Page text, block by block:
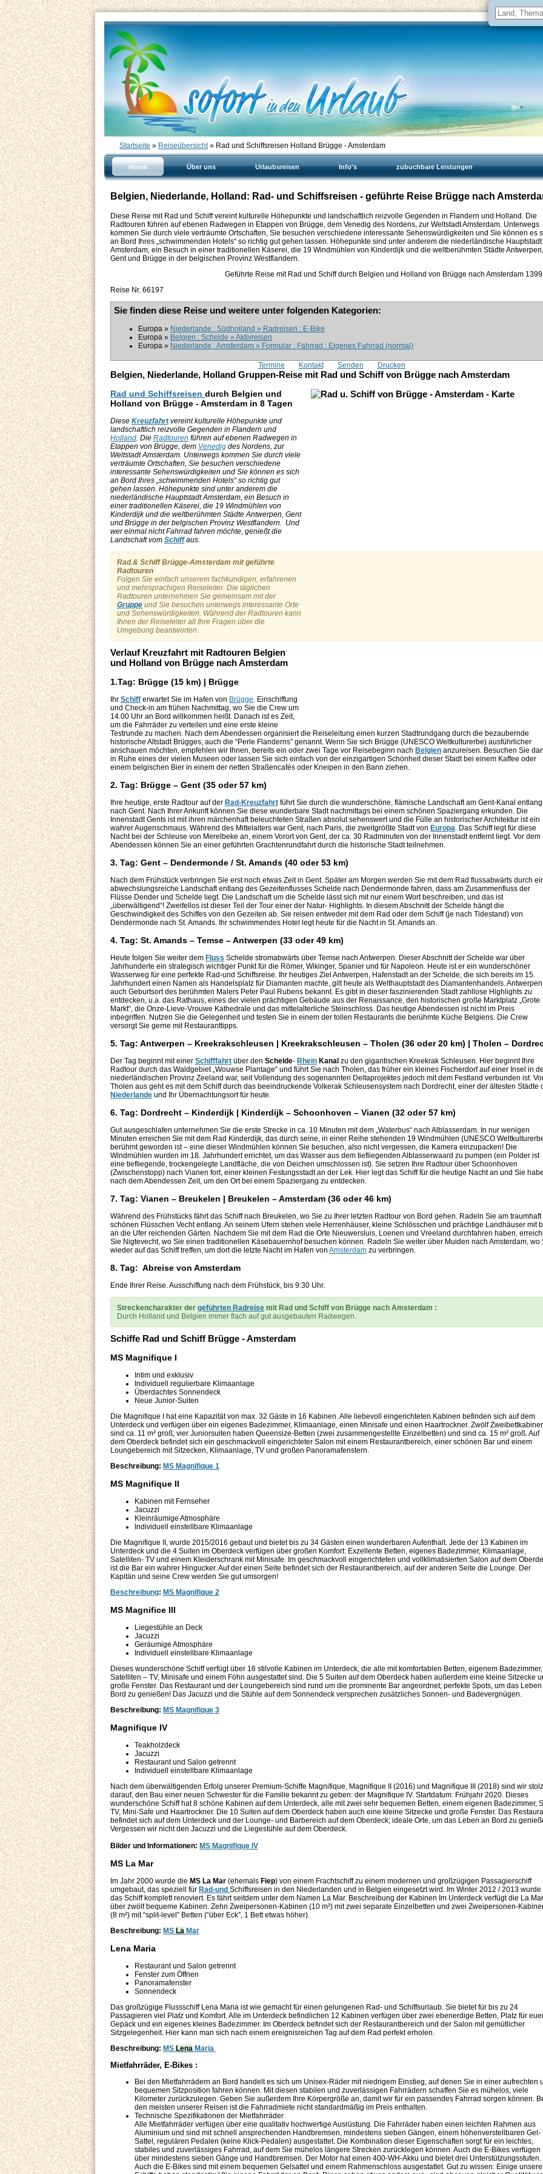
Startseite » Reiseübersicht» Rad und Schiffsreisen Holland Brügge - Amsterdam
Home Über uns Urlaubsreisen Info's zubuchbare Leistungen
Belgien, Niederlande, Holland: Rad- und Schiffsreisen - geführte Reise Brügge nach
Diese Reise mit Rad und Schiff vereint kulturelle Höhepunkte und landschaftlich reizvolle Gegenden in Flandern und Holland. Die
Radtouren führen auf ebenen Radwegen in Etappen von Brügge, dem Venedig des Nordens, zur Weltstadt Amsterdam. Unterwegs
kommen Sie durch viele verträumte Ortschaften, Sie besuchen verschiedene interessante Sehenswürdigkeiten und Sie können es
an Bord Ihres „schwimmenden Hotels“ so richtig gut gehen lassen. Höhepunkte sind unter anderem die niederländische Hauptstadt
Amsterdam, ein Besuch in einer traditionellen Käserei, die 19 Windmühlen von Kinderdijk und die weltberühmten Städte Antwerpen,
Gent und Brügge in der belgischen Provinz Westflandern.
Geführte Reise mit Rad und Schiff durch Belgien und Holland von Brügge nach Amsterdam
Reise Nr. 66197
Sie finden diese Reise und weitere unter folgenden Kategorien:
Europa » Niederlande : Südholland » Radreisen : E-Bike
Europa » Belgien : Schelde » Aktivreisen
Europa » Niederlande : Amsterdam » Formular : Fahrrad : Eigenes Fahrrad (normal)
Termine Kontakt Senden Drucken
Belgien, Niederlande, Holland Gruppen-Reise mit Rad und Schiff von Brügge nach Amsterdam
Rad und Schiffsreisen durch Belgien und
Holland von Brügge - Amsterdam in 8 Tagen
Diese Kreuzfahrtvereint kulturelle Höhepunkte und
landschaftlich reizvolle Gegenden in Flandern und
Holland. Die Radtouren führen auf ebenen Radwegen in
Etappen von Brügge, dem Venedig des Nordens, zur
Weltstadt Amsterdam. Unterwegs kommen Sie durch viele
verträumte Ortschaften, Sie besuchen verschiedene
interessante Sehenswürdigkeiten und Sie können es sich
an Bord Ihres „schwimmenden Hotels“ so richtig gut
gehen lassen. Höhepunkte sind unter anderem die
niederländische Hauptstadt Amsterdam, ein Besuch in
einer traditionellen Käserei, die 19 Windmühlen von
Kinderdijk und die weltberühmten Städte Antwerpen, Gent
und Brügge in der belgischen Provinz Westflandern. Und
wer einmal nicht Fahrrad fahren möchte, genießt die
Landschaft vom Schiffaus.
Rad & Schiff Brügge-Amsterdam mit geführte
Radtouren
Folgen Sie einfach unserem fachkundigen, erfahrenen
und mehrsprachigen Reiseleiter. Die täglichen
Radtouren unternehmen Sie gemeinsam mit der
Gruppe und Sie besuchen unterwegs interessante Orte
und Sehenswürdigkeiten. Während der Radtouren kann
Ihnen der Reiseleiter all Ihre Fragen über die
Umgebung beantworten.
Verlauf Kreuzfahrt mit Radtouren Belgien
und Holland von Brügge nach Amsterdam
1.Tag: Brügge (15 km) | Brügge
Ihr Schiff erwartet Sie im Hafen von Brügge. Einschiffung
und Check-in am frühen Nachmittag, wo Sie die Crew um
14.00 Uhr an Bord willkommen heißt. Danach ist es Zeit,
um die Fahrräder zu verteilen und eine erste kleine
Testrunde zu machen. Nach dem Abendessen organisiert die Reiseleitung einen kurzen Stadtrundgang durch die bezaubernde
historische Altstadt Brügges, auch die “Perle Flanderns” genannt. Wenn Sie sich Brügge (UNESCO Weltkulturerbe) ausführlicher
anschauen möchten, empfehlen wir Ihnen, bereits ein oder zwei Tage vor Reisebeginn nach Belgien anzureisen. Besuchen Sie
in Ruhe eines der vielen Museen oder lassen Sie sich einfach von der einzigartigen Schönheit dieser Stadt bei einem Kaffee oder
einem belgischen Bier in einem der netten Straßencafés oder Kneipen in den Bann ziehen.
2. Tag: Brügge – Gent (35 oder 57 km)
Ihre heutige, erste Radtour auf der Rad-Kreuzfahrt führt Sie durch die wunderschöne, flämische Landschaft am Gent-Kanal entlang
nach Gent. Nach Ihrer Ankunft können Sie diese wunderbare Stadt nachmittags bei einem schönen Spaziergang erkunden. Die
Innenstadt Gents ist mit ihren märchenhaft beleuchteten Straßen absolut sehenswert und die Fülle an historischer Architektur ist ein
wahrer Augenschmaus. Während des Mittelalters war Gent, nach Paris, die zweitgrößte Stadt von Europa. Das Schiff legt für diese
Nacht bei der Schleuse von Merelbeke an, einem Vorort von Gent, der ca. 30 Radminuten von der Innenstadt entfernt liegt. Vor dem
Abendessen können Sie an einer geführten Grachtenrundfahrt durch die historische Stadt teilnehmen.
3. Tag: Gent – Dendermonde / St. Amands (40 oder 53 km)
Nach dem Frühstück verbringen Sie erst noch etwas Zeit in Gent. Später am Morgen werden Sie mit dem Rad flussabwärts durch
abwechslungsreiche Landschaft entlang des Gezeitenflusses Schelde nach Dendermonde fahren, dass am Zusammenfluss der
Flüsse Dender und Schelde liegt. Die Landschaft um die Schelde lässt sich mit nur einem Wort beschreiben, und das ist
„überwältigend“! Zweifellos ist dieser Teil der Tour einer der Natur- Highlights. In diesem Abschnitt der Schelde hängt die
Geschwindigkeit des Schiffes von den Gezeiten ab. Sie reisen entweder mit dem Rad oder dem Schiff (je nach Tidestand) von
Dendermonde nach St. Amands. Ihr schwimmendes Hotel legt heute für die Nacht in St. Amands an.
4. Tag: St. Amands – Temse – Antwerpen (33 oder 49 km)
Heute folgen Sie weiter dem Fluss Schelde stromabwärts über Temse nach Antwerpen. Dieser Abschnitt der Schelde war über
Jahrhunderte ein strategisch wichtiger Punkt für die Römer, Wikinger, Spanier und für Napoleon. Heute ist er ein wunderschöner
Wasserweg für eine perfekte Rad-und Schiffsreise. Ihr heutiges Ziel Antwerpen, Hafenstadt an der Schelde, die sich bereits im 15.
Jahrhundert einen Namen als Handelsplatz für Diamanten machte, gilt heute als Welthauptstadt des Diamantenhandels.
auch Geburtsort des berühmten Malers Peter Paul Rubens bekannt. Es gibt in dieser faszinierenden Stadt zahllose Highlights zu
entdecken, u.a. das Rathaus, eines der vielen prächtigen Gebäude aus der Renaissance, den historischen große Marktplatz „Grote
Markt“, die Onze-Lieve-Vrouwe Kathedrale und das mittelalterliche Steinschloss. Das heutige Abendessen ist nicht im Preis
inbegriffen. Nutzen Sie die Gelegenheit und testen Sie in einem der tollen Restaurants die berühmte Küche Belgiens. Die Crew
versorgt Sie gerne mit Restauranttipps.
5. Tag: Antwerpen – Kreekrakschleusen | Kreekrakschleusen – Tholen (36 oder 20 km) | Tholen –
Der Tag beginnt mit einer Schifffahrt über den Schelde- Rhein Kanal zu den gigantischen Kreekrak Schleusen. Hier beginnt Ihre
Radtour durch das Waldgebiet „Wouwse Plantage“ und führt Sie nach Tholen, das früher ein kleines Fischerdorf auf einer Insel in
niederländischen Provinz Zeeland war, seit Vollendung des sogenannten Deltaprojektes jedoch mit dem Festland verbunden ist.
Tholen aus geht es mit dem Schiff durch das beeindruckende Volkerak Schleusensystem nach Dordrecht, einer der ältesten Städte
Niederlande und Ihr Übernachtungsort für heute.
6. Tag: Dordrecht – Kinderdijk | Kinderdijk – Schoonhoven – Vianen (32 oder 57 km)
Gut ausgeschlafen unternehmen Sie die erste Strecke in ca. 10 Minuten mit dem „Waterbus“ nach Alblasserdam. In nur wenigen
Minuten erreichen Sie mit dem Rad Kinderdijk, das durch seine, in einer Reihe stehenden 19 Windmühlen (UNESCO
berühmt geworden ist – eine dieser Windmühlen können Sie besuchen, also nicht vergessen, die Kamera einzupacken! Die
Windmühlen wurden im 18. Jahrhundert errichtet, um das Wasser aus dem tiefliegenden Alblasserwaard zu pumpen (ein Polder ist
eine tiefliegende, trockengelegte Landfläche, die von Deichen umschlossen ist). Sie setzen Ihre Radtour über Schoonhoven
(Zwischenstopp) nach Vianen fort, einer kleinen Festungsstadt an der Lek. Hier legt das Schiff für die heutige Nacht an und Sie
nach dem Abendessen Zeit, um den Ort bei einem Spaziergang zu entdecken.
7. Tag: Vianen – Breukelen | Breukelen – Amsterdam (36 oder 46 km)
Während des Frühstücks fährt das Schiff nach Breukelen, wo Sie zu Ihrer letzten Radtour von Bord gehen. Radeln Sie am traumhaft
schönen Flüsschen Vecht entlang. An seinem Ufern stehen viele Herrenhäuser, kleine Schlösschen und prächtige Landhäuser mit
an die Ufer reichenden Gärten. Nachdem Sie mit dem Rad die Orte Nieuwersluis, Loenen und Vreeland durchfahren haben,
Sie Nigtevecht, wo Sie einen traditionellen Käsebauernhof besuchen können. Radeln Sie weiter über Muiden nach Amsterdam, wo
wieder auf das Schiff treffen, um dort die letzte Nacht im Hafen von Amsterdam zu verbringen.
8. Tag: Abreise von Amsterdam
Ende Ihrer Reise. Ausschiffung nach dem Frühstück, bis 9:30 Uhr.
Streckencharakter der geführten Radreise mit Rad und Schiff von Brügge nach Amsterdam :
Durch Holland und Belgien immer flach auf gut ausgebauten Radwegen.
Schiffe Rad und Schiff Brügge - Amsterdam
MS Magnifique I
Intim und exklusiv
Individuell regulierbare Klimaanlage
Überdachtes Sonnendeck
Neue Junior-Suiten
Die Magnifique I hat eine Kapazität von max. 32 Gäste in 16 Kabinen. Alle liebevoll eingerichteten Kabinen befinden sich auf dem
Unterdeck und verfügen über ein eigenes Badezimmer, Klimaanlage, einen Minisafe und einen Haartrockner. Zwölf
sind ca. 11 m² groß; vier Juniorsuiten haben Queensize-Betten (zwei zusammengestellte Einzelbetten) und sind ca. 15 m² groß. Auf
dem Oberdeck befindet sich ein geschmackvoll eingerichteter Salon mit einem Restaurantbereich, einer schönen Bar und einem
Loungebereich mit Sitzecken, Klimaanlage, TV und großen Panoramafenstern.
Beschreibung: MS Magnifique 1
MS Magnifique II
Kabinen mit Fernseher
Jacuzzi
Kleinräumige Atmosphäre
Individuell einstellbare Klimaanlage
Die Magnifique II, wurde 2015/2016 gebaut und bietet bis zu 34 Gästen einen wunderbaren Aufenthalt. Jede der 13 Kabinen im
Unterdeck und die 4 Suiten im Oberdeck verfügen über großen Komfort: Exzellente Betten, eigenes Badezimmer, Klimaanlage,
Satelliten- TV und einem Kleiderschrank mit Minisafe. Im geschmackvoll eingerichteten und vollklimatisierten Salon auf dem
ist die Bar ein wahrer Hingucker. Auf der einen Seite befindet sich der Restaurantbereich, auf der anderen Seite die Lounge. Der
Kapitän und seine Crew werden Sie gut umsorgen!
Beschreibung: MS Magnifique 2
MS Magnifice III
Liegestühle an Deck
Jacuzzi
Geräumige Atmosphäre
Individuell einstellbare Klimaanlage
Dieses wunderschöne Schiff verfügt über 16 stilvolle Kabinen im Unterdeck, die alle mit komfortablen Betten, eigenem Badezimmer,
Satelliten – TV, Minisafe und einem Föhn ausgestattet sind. Die 5 Suiten auf dem Oberdeck haben außerdem eine kleine Sitzecke
große Fenster. Das Restaurant und der Loungebereich sind rund um die prominente Bar angeordnet; perfekte Spots, um das
Bord zu genießen! Das Jacuzzi und die Stühle auf dem Sonnendeck versprechen zusätzliches Sonnen- und Badevergnügen.
Beschreibung: MS Magnifique 3
Magnifique IV
Teakholzdeck
Jacuzzi
Restaurant und Salon getrennt
Individuell einstellbare Klimaanlage
Nach dem überwältigenden Erfolg unserer Premium-Schiffe Magnifique, Magnifique II (2016) und Magnifique III (2018) sind wir stolz
darauf, den Bau einer neuen Schwester für die Familie bekannt zu geben: der Magnifique IV. Startdatum: Frühjahr 2020. Dieses
wunderschöne Schiff hat 8 schöne Kabinen auf dem Unterdeck, alle mit zwei sehr bequemen Betten, einem eigenen Badezimmer,
TV, Mini-Safe und Haartrockner. Die 10 Suiten auf dem Oberdeck haben auch eine kleine Sitzecke und große Fenster. Das
befindet sich auf dem Unterdeck und der Lounge- und Barbereich auf dem Oberdeck; ideale Orte, um das Leben an Bord zu
Vergessen wir nicht den Jacuzzi und die Liegestühle auf dem Oberdeck.
Bilder und Informationen: MS Magnifique IV
MS La Mar
Im Jahr 2000 wurde die MS La Mar (ehemals Fiep) von einem Frachtschiff zu einem modernen und großzügigen Passagierschiff
umgebaut, das speziell für Rad-und Schiffsreisen in den Niederlanden und in Belgien eingesetzt wird. Im Winter 2012 / 2013 wurde
das Schiff komplett renoviert. Es fährt seitdem unter dem Namen La Mar. Beschreibung der Kabinen Im Unterdeck verfügt die La Mar
über zwölf bequeme Kabinen. Zehn Zweipersonen-Kabinen (10 m²) mit zwei separate Einzelbetten und zwei Zweipersonen-
(8 m²) mit “split-level” Betten (“über Eck”, 1 Bett etwas höher).
Beschreibung: MS La Mar
Lena Maria
Restaurant und Salon getrennt
Fenster zum Öffnen
Panoramafenster
Sonnendeck
Das großzügige Flussschiff Lena Maria ist wie gemacht für einen gelungenen Rad- und Schiffsurlaub. Sie bietet für bis zu 24
Passagieren viel Platz und Komfort. Alle im Unterdeck befindlichen 12 Kabinen verfügen über zwei ebenerdige Betten, Platz für
Gepäck und ein eigenes kleines Badezimmer. Im Oberdeck befindet sich der Restaurantbereich und der Salon mit gemütlicher
Sitzgelegenheit. Hier kann man sich nach einem ereignisreichen Tag auf dem Rad perfekt erholen.
Beschreibung: MS Lena Maria
Mietfahrräder, E-Bikes :
Bei den Mietfahrrädern an Bord handelt es sich um Unisex-Räder mit niedrigem Einstieg, auf denen Sie in einer aufrechten
bequemen Sitzposition fahren können. Mit diesen stabilen und zuverlässigen Fahrrädern schaffen Sie es mühelos, viele
Kilometer zurückzulegen. Geben Sie außerdem Ihre Körpergröße an, damit wir für ein passendes Fahrrad sorgen können.
den meisten unserer Reisen ist die Fahrradmiete nicht standardmäßig im Preis enthalten.
Technische Spezifikationen der Mietfahrräder
Alle Mietfahrräder verfügen über eine qualitativ hochwertige Ausrüstung. Die Fahrräder haben einen leichten Rahmen aus
Aluminium und sind mit schnell ansprechenden Handbremsen, mindestens sieben Gängen, einem höhenverstellbaren Gel-
Sattel, regulären Pedalen (keine Klick-Pedalen) ausgestattet. Die Kombination dieser Eigenschaften sorgt für ein leichtes,
stabiles und zuverlässiges Fahrrad, auf dem Sie mühelos längere Strecken zurücklegen können. Auch die E-Bikes verfügen
über mindestens sieben Gänge und Handbremsen. Der Motor hat einen 400-WH-Akku und bietet drei Unterstützungsstufen.
Auch die E-Bikes sind mit einem bequemen Gelsattel und einem Rahmenschloss ausgestattet. Gut zu wissen: Einige